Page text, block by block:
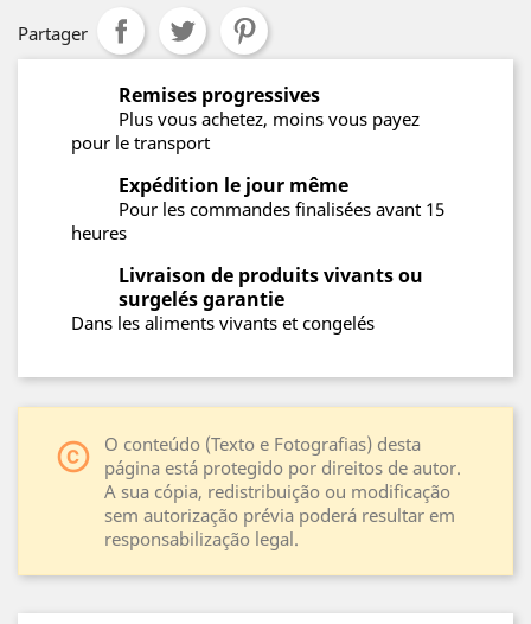
Partager
Remises progressives
Plus vous achetez, moins vous payez
pour le transport
Expédition le jour même
Pour les commandes finalisées avant 15
heures
Livraison de produits vivants ou
surgelés garantie
Dans les aliments vivants et congelés
copyright
O conteúdo (Texto e Fotografias) desta
página está protegido por direitos de autor.
A sua cópia, redistribuição ou modificação
sem autorização prévia poderá resultar em
responsabilização legal.